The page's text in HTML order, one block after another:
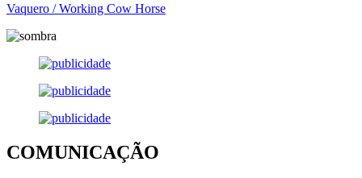
Vaquero / Working Cow Horse
COMUNICAÇÃO